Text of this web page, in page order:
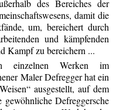
des Bereiches der
damit die
um, bereichert durch
und kämpfenden
Kampf zu bereichern ...
einzelnen Werken im
Maler Defregger hat ein
ausgestellt, auf dem
Defreggersche